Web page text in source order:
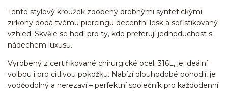
Tento stylový kroužek zdobený drobnými syntetickými
zirkony dodá tvému piercingu decentní lesk a sofistikovaný
vzhled. Skvěle se hodí pro ty, kdo preferují jednoduchost s
nádechem luxusu.
Vyrobený z certifikované chirurgické oceli 316L, je ideální
volbou i pro citlivou pokožku. Nabízí dlouhodobé pohodlí, je
voděodolný a nerezaví – perfektní společník pro každodenní